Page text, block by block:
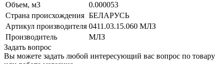
Объем, м3
0.000053
Страна происхождения БЕЛАРУСЬ
Артикул производителя 0411.03.15.060 МЛЗ
Производитель
МЛЗ
Задать вопрос
Вы можете задать любой интересующий вас вопрос по товару